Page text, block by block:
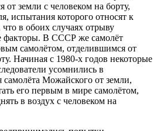
земли с человеком на борту,
испытания которого относят к
в обоих случаях отрыву
факторы. В СССР же самолёт
самолётом, отделившимся от
Начиная с 1980-х годов некоторые
усомнились в
самолёта Можайского от земли,
его первым в мире самолётом,
в воздух с человеком на